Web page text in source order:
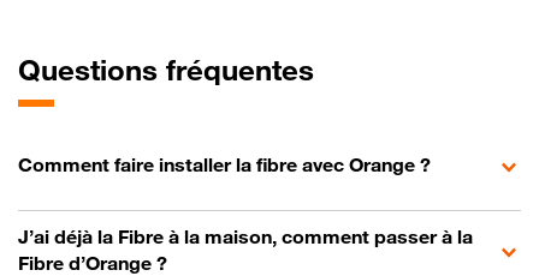
Questions fréquentes
Comment faire installer la fibre avec Orange ?
J’ai déjà la Fibre à la maison, comment passer à la
Fibre d’Orange ?